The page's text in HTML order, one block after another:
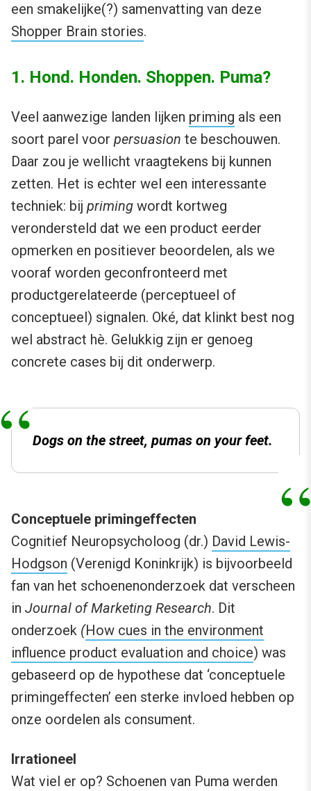
een smakelijke(?) samenvatting van deze
Shopper Brain stories.
1. Hond. Honden. Shoppen. Puma?
Veel aanwezige landen lijken priming als een
soort parel voor persuasion te beschouwen.
Daar zou je wellicht vraagtekens bij kunnen
zetten. Het is echter wel een interessante
techniek: bij priming wordt kortweg
verondersteld dat we een product eerder
opmerken en positiever beoordelen, als we
vooraf worden geconfronteerd met
productgerelateerde (perceptueel of
conceptueel) signalen. Oké, dat klinkt best nog
wel abstract hè. Gelukkig zijn er genoeg
concrete cases bij dit onderwerp.
Dogs on the street, pumas on your feet.
Conceptuele primingeffecten
Cognitief Neuropsycholoog (dr.) David Lewis-
Hodgson (Verenigd Koninkrijk) is bijvoorbeeld
fan van het schoenenonderzoek dat verscheen
in Journal of Marketing Research. Dit
onderzoek (How cues in the environment
influence product evaluation and choice) was
gebaseerd op de hypothese dat ‘conceptuele
primingeffecten’ een sterke invloed hebben op
onze oordelen als consument.
Irrationeel
Wat viel er op? Schoenen van Puma werden